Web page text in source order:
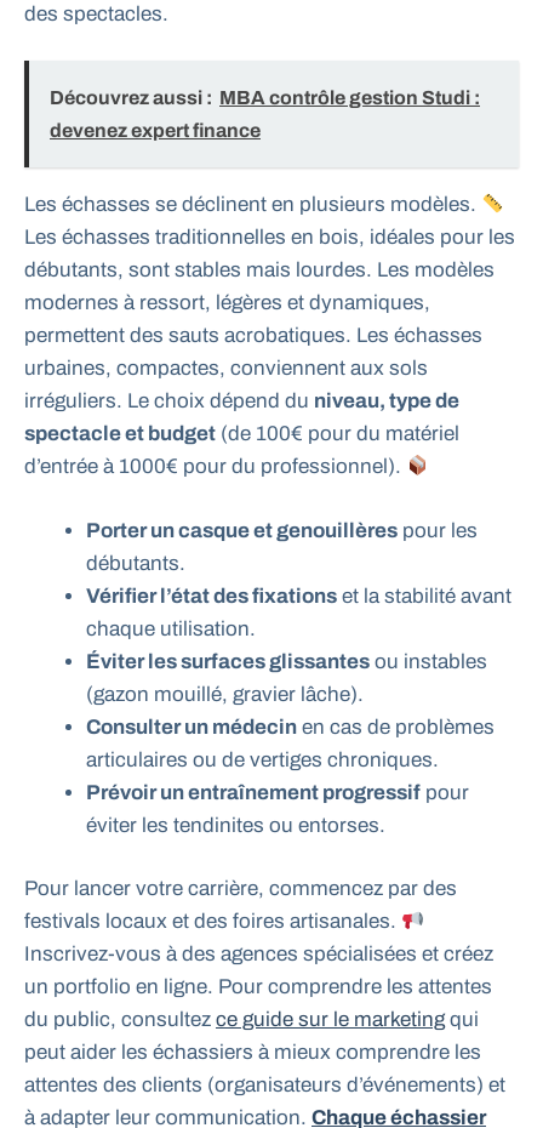
des spectacles.
Découvrez aussi : MBA contrôle gestion Studi :
devenez expert finance
Les échasses se déclinent en plusieurs modèles.
Les échasses traditionnelles en bois, idéales pour les
débutants, sont stables mais lourdes. Les modèles
modernes à ressort, légères et dynamiques,
permettent des sauts acrobatiques. Les échasses
urbaines, compactes, conviennent aux sols
irréguliers. Le choix dépend du niveau, type de
spectacle et budget (de 100€ pour du matériel
d’entrée à 1000€ pour du professionnel).
Porter un casque et genouillères pour les
débutants.
Vérifier l’état des fixations et la stabilité avant
chaque utilisation.
Éviter les surfaces glissantes ou instables
(gazon mouillé, gravier lâche).
Consulter un médecin en cas de problèmes
articulaires ou de vertiges chroniques.
Prévoir un entraînement progressif pour
éviter les tendinites ou entorses.
Pour lancer votre carrière, commencez par des
festivals locaux et des foires artisanales.
Inscrivez-vous à des agences spécialisées et créez
un portfolio en ligne. Pour comprendre les attentes
du public, consultez ce guide sur le marketing qui
peut aider les échassiers à mieux comprendre les
attentes des clients (organisateurs d’événements) et
à adapter leur communication. Chaque échassier